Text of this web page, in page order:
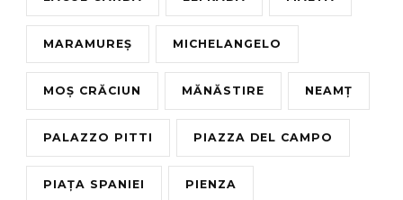
MARAMUREȘ MICHELANGELO
MOȘ CRĂCIUN MĂNĂSTIRE NEAMȚ
PALAZZO PITTI PIAZZA DEL CAMPO
PIAȚA SPANIEI PIENZA